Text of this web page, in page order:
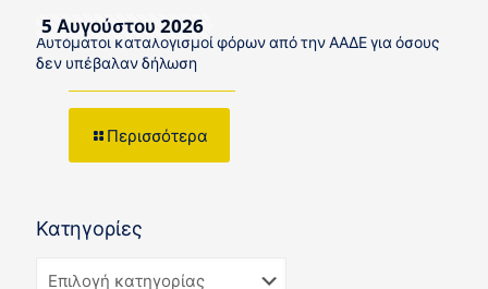
5 Αυγούστου 2026
Αυτόματοι καταλογισμοί φόρων από την ΑΑΔΕ για όσους
δεν υπέβαλαν δήλωση
Περισσότερα
Κατηγορίες